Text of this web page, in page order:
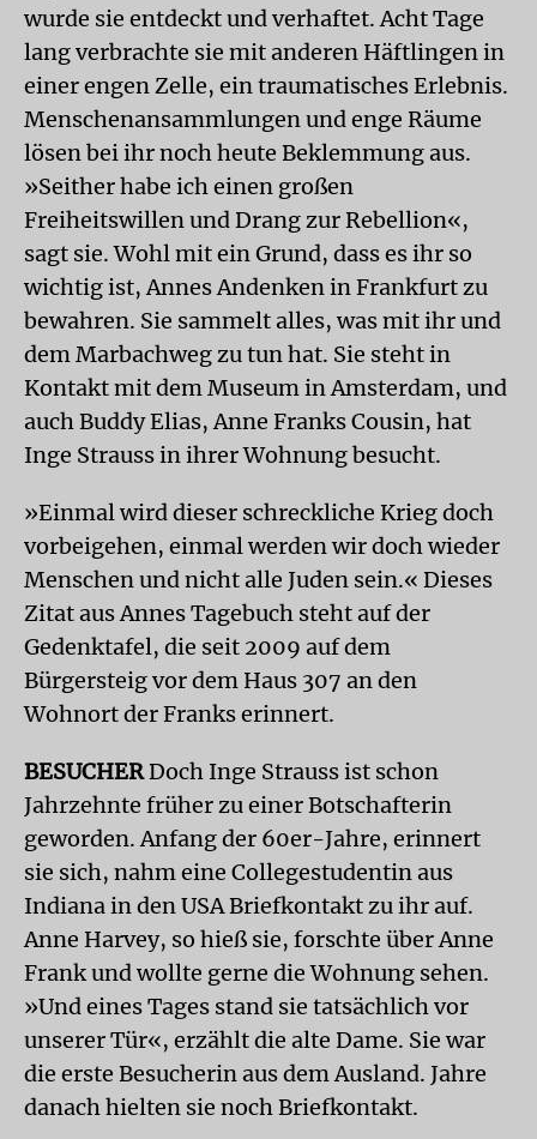
wurde sie entdeckt und verhaftet. Acht Tage
lang verbrachte sie mit anderen Häftlingen in
einer engen Zelle, ein traumatisches Erlebnis.
Menschenansammlungen und enge Räume
lösen bei ihr noch heute Beklemmung aus.
»Seither habe ich einen großen
Freiheitswillen und Drang zur Rebellion«,
sagt sie. Wohl mit ein Grund, dass es ihr so
wichtig ist, Annes Andenken in Frankfurt zu
bewahren. Sie sammelt alles, was mit ihr und
dem Marbachweg zu tun hat. Sie steht in
Kontakt mit dem Museum in Amsterdam, und
auch Buddy Elias, Anne Franks Cousin, hat
Inge Strauss in ihrer Wohnung besucht.
»Einmal wird dieser schreckliche Krieg doch
vorbeigehen, einmal werden wir doch wieder
Menschen und nicht alle Juden sein.« Dieses
Zitat aus Annes Tagebuch steht auf der
Gedenktafel, die seit 2009 auf dem
Bürgersteig vor dem Haus 307 an den
Wohnort der Franks erinnert.
BESUCHERDoch Inge Strauss ist schon
Jahrzehnte früher zu einer Botschafterin
geworden. Anfang der 60er-Jahre, erinnert
sie sich, nahm eine Collegestudentin aus
Indiana in den USA Briefkontakt zu ihr auf.
Anne Harvey, so hieß sie, forschte über Anne
Frank und wollte gerne die Wohnung sehen.
»Und eines Tages stand sie tatsächlich vor
unserer Tür«, erzählt die alte Dame. Sie war
die erste Besucherin aus dem Ausland. Jahre
danach hielten sie noch Briefkontakt.